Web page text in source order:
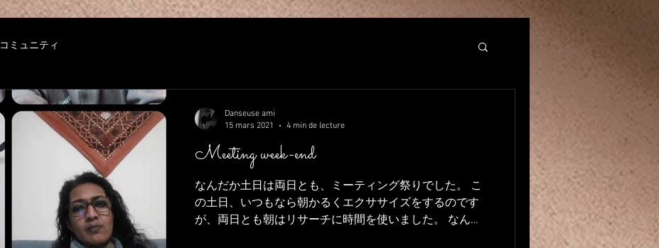
コミュニティ
Meeting week-end
なんだか土日は両日とも、ミーティング祭りでした。 こ
の土日、いつもなら朝かるくエクササイズをするのです
が、両日とも朝はリサーチに時間を使いました。 なんの
Danseuse ami
15 mars 2021
4 min de lecture